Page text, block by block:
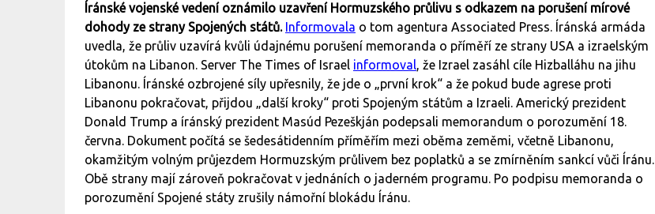
Íránské vojenské vedení oznámilo uzavření Hormuzského průlivu s odkazem na porušení mírové
dohody ze strany Spojených států. Informovala o tom agentura Associated Press. Íránská armáda
uvedla, že průliv uzavírá kvůli údajnému porušení memoranda o příměří ze strany USA a izraelským
útokům na Libanon. Server The Times of Israel informoval, že Izrael zasáhl cíle Hizballáhu na jihu
Libanonu. Íránské ozbrojené síly upřesnily, že jde o „první krok“ a že pokud bude agrese proti
Libanonu pokračovat, přijdou „další kroky“ proti Spojeným státům a Izraeli. Americký prezident
Donald Trump a íránský prezident Masúd Pezeškján podepsali memorandum o porozumění 18.
června. Dokument počítá se šedesátidenním příměřím mezi oběma zeměmi, včetně Libanonu,
okamžitým volným průjezdem Hormuzským průlivem bez poplatků a se zmírněním sankcí vůči Íránu.
Obě strany mají zároveň pokračovat v jednáních o jaderném programu. Po podpisu memoranda o
porozumění Spojené státy zrušily námořní blokádu Íránu.